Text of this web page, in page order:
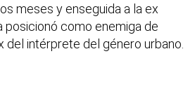
meses y enseguida a la ex
posicionó como enemiga de
del intérprete del género urbano.